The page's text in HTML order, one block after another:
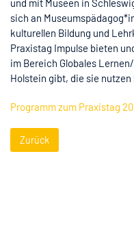
sich an
kulturellen Bildung und
Praxistag Impulse bieten
im Bereich Globales
Holstein gibt, die sie nutzen
Programm zum Praxistag
Zurück